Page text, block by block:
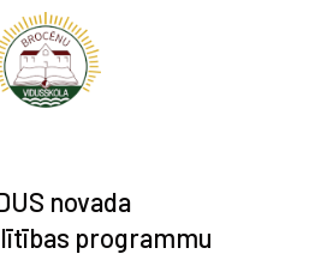
novada
programmu